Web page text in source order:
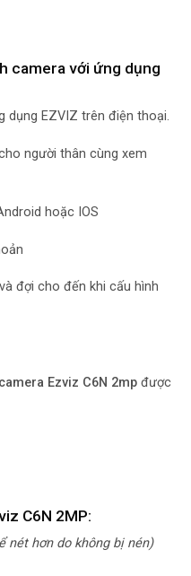
camera với ứng dụng
dụng EZVIZ trên điện thoại.
người thân cùng xem
hoặc IOS
đợi cho đến khi cấu hình
camera Ezviz C6N 2mp được
C6N 2MP:
nét hơn do không bị nén)